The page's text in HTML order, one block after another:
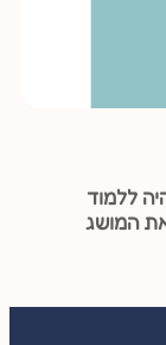
ללמוד
המושג